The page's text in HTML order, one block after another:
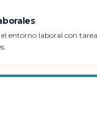
entorno laboral con